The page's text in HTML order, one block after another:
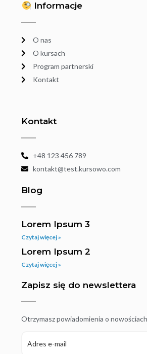
Informacje
O nas
O kursach
Program partnerski
Kontakt
Kontakt
+48 123 456 789
kontakt@test.kursowo.com
Blog
Lorem Ipsum 3
Czytaj więcej »
Lorem Ipsum 2
Czytaj więcej »
Zapisz się do newslettera
Otrzymasz powiadomienia o